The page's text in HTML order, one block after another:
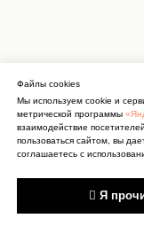
Файлы cookies
Мы используем cookie и
метрической программы
взаимодействие
пользоваться сайтом, вы
соглашаетесь с
 Я